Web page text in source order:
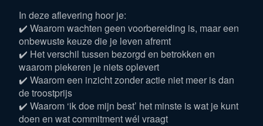
In deze aflevering hoor je:
✔️ Waarom wachten geen voorbereiding is, maar een
onbewuste keuze die je leven afremt
✔️ Het verschil tussen bezorgd en betrokken en
waarom piekeren je niets oplevert
✔️ Waarom een inzicht zonder actie niet meer is dan
de troostprijs
✔️ Waarom ‘ik doe mijn best’ het minste is wat je kunt
doen en wat commitment wél vraagt